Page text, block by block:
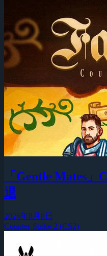
「Gentle Mates
退
2026年8月8日
Counter-Strike 2 (CS2)